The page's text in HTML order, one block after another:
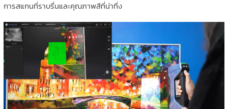
การสแกนที่ราบรื่นและคุณภาพสีที่น่าทึ่ง